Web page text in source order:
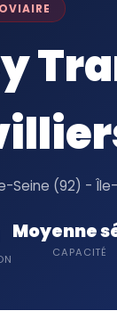
Seine (92) -
Moyenne
CAPACITÉ